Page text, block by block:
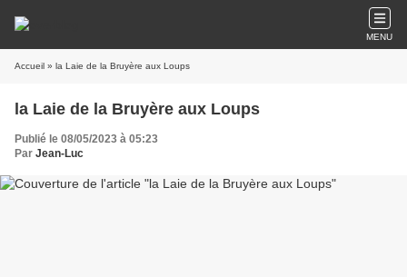
MENU
Accueil » la Laie de la Bruyère aux Loups
la Laie de la Bruyère aux Loups
Publié le 08/05/2023 à 05:23
Par Jean-Luc